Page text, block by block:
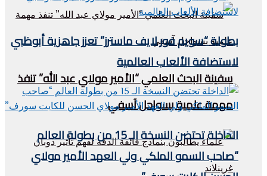
سفينة البحث العلمي “الأمير مولاي عبد الله” تنفذ
مهمة علمية بسواحل آسفي
بطولة “سويم فور لايف ماسترز” تعزز جاهزية أبوظبي
لاستضافة الألعاب العالمية
الداخلة تحتضن النسخة الـ 15 من بطولة العالم
“صاحب السمو الملكي ولي العهد الأمير مولاي